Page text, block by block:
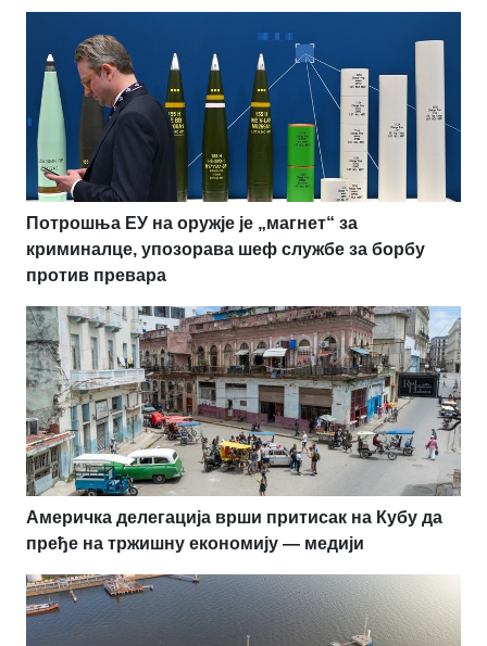
Потрошња ЕУ на оружје је „магнет“ за
криминалце, упозорава шеф службе за борбу
против превара
Америчка делегација врши притисак на Кубу да
пређе на тржишну економију — медији